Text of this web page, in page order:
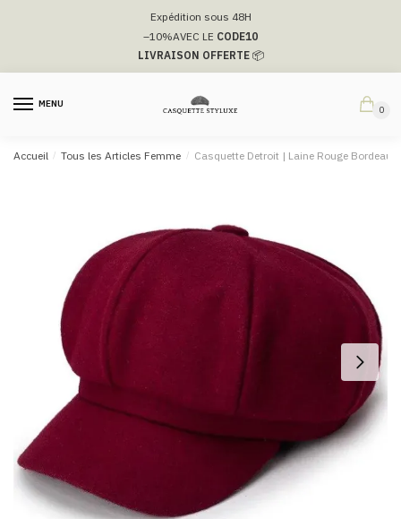
navigation
Expédition sous 48H
–10%AVEC LE CODE10
LIVRAISON OFFERTE📦
MENU
0
Accueil / Tous les Articles Femme / Casquette Detroit | Laine Rouge Bordeaux